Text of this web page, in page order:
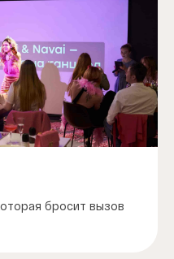
бросит вызов